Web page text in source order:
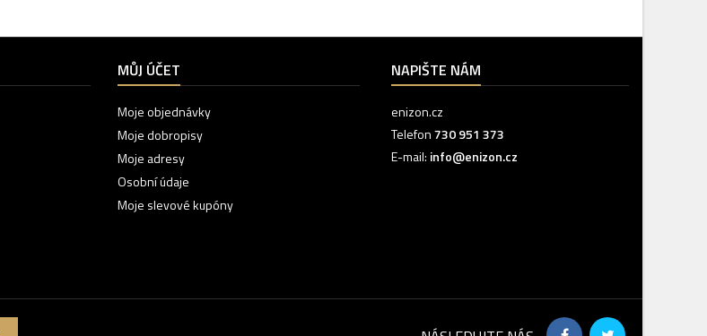
MŮJ ÚČET
Moje objednávky
Moje dobropisy
Moje adresy
Osobní údaje
Moje slevové kupóny
NAPIŠTE NÁM
enizon.cz
Telefon730 951 373‬
E-mail: info@enizon.cz